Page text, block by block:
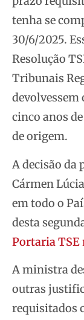
tenha se
30/6/2025.
Resolução
Tribunais
devolvessem
cinco anos
de origem.
A decisão
Cármen
em todo o
desta
Portaria TSE
A ministra
outras
requisitados